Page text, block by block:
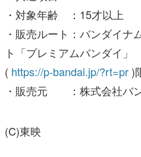
ト「プレミアムバンダイ」
https://p-bandai.jp/?rt=pr )
・販売元 ：株式会社バン
(C)東映
※最新の情報・詳細は商品